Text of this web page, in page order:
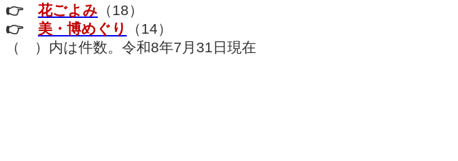
👉
花ごよみ （18）
👉
美・博めぐり
（14）
（ ）内は件数。令和8年7月31日現在